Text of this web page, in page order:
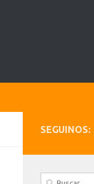
SEGUINOS:
Buscar: